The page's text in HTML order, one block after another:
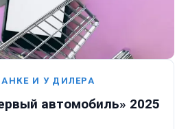
И У ДИЛЕРА
автомобиль» 2025